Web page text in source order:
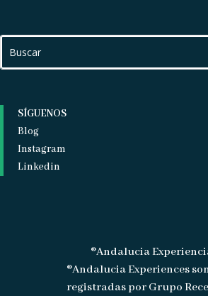
SÍGUENOS
Blog
Instagram
Linkedin
®Andalucia
®Andalucia Experiences
registradas por Grupo